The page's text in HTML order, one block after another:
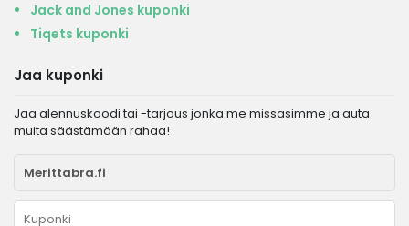
Jack and Jones kuponki
Tiqets kuponki
Jaa kuponki
Jaa alennuskoodi tai -tarjous jonka me missasimme ja auta
muita säästämään rahaa!